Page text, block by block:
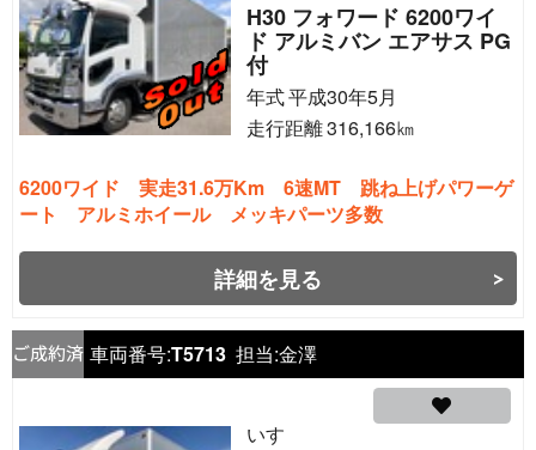
H30 フォワード 6200ワイ
ド アルミバン エアサス PG
付
年式平成30年5月
走行距離316,166㎞
6200ワイド 実走31.6万Km 6速MT 跳ね上げパワーゲ
ート アルミホイール メッキパーツ多数
詳細を見る
車両番号:T5713 担当:金澤
いすゞ